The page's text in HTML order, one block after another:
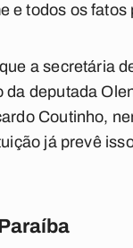
e todos os
a secretária
deputada
Coutinho,
já prevê